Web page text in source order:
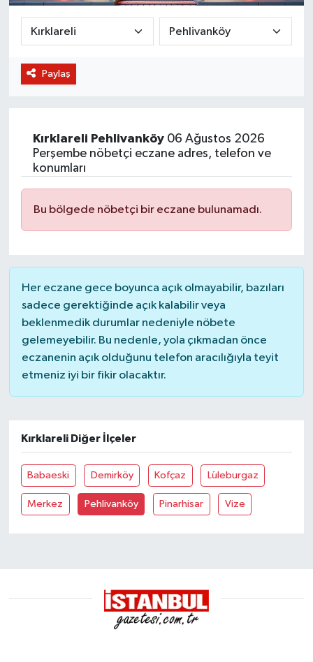
Paylaş
Kırklareli Pehlivanköy06 Ağustos 2026
Perşembe nöbetçi eczane adres, telefon ve
konumları
Bu bölgede nöbetçi bir eczane bulunamadı.
Her eczane gece boyunca açık olmayabilir, bazıları
sadece gerektiğinde açık kalabilir veya
beklenmedik durumlar nedeniyle nöbete
gelemeyebilir. Bu nedenle, yola çıkmadan önce
eczanenin açık olduğunu telefon aracılığıyla teyit
etmeniz iyi bir fikir olacaktır.
Kırklareli Diğer İlçeler
Babaeski Demirköy Kofçaz Lüleburgaz
Merkez Pehlivanköy Pinarhisar Vize
BİLİM VE TEKNOLOJİ